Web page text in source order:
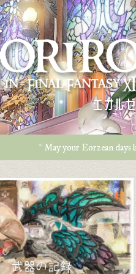
エオル
* May your Eorzean days
武器の記録